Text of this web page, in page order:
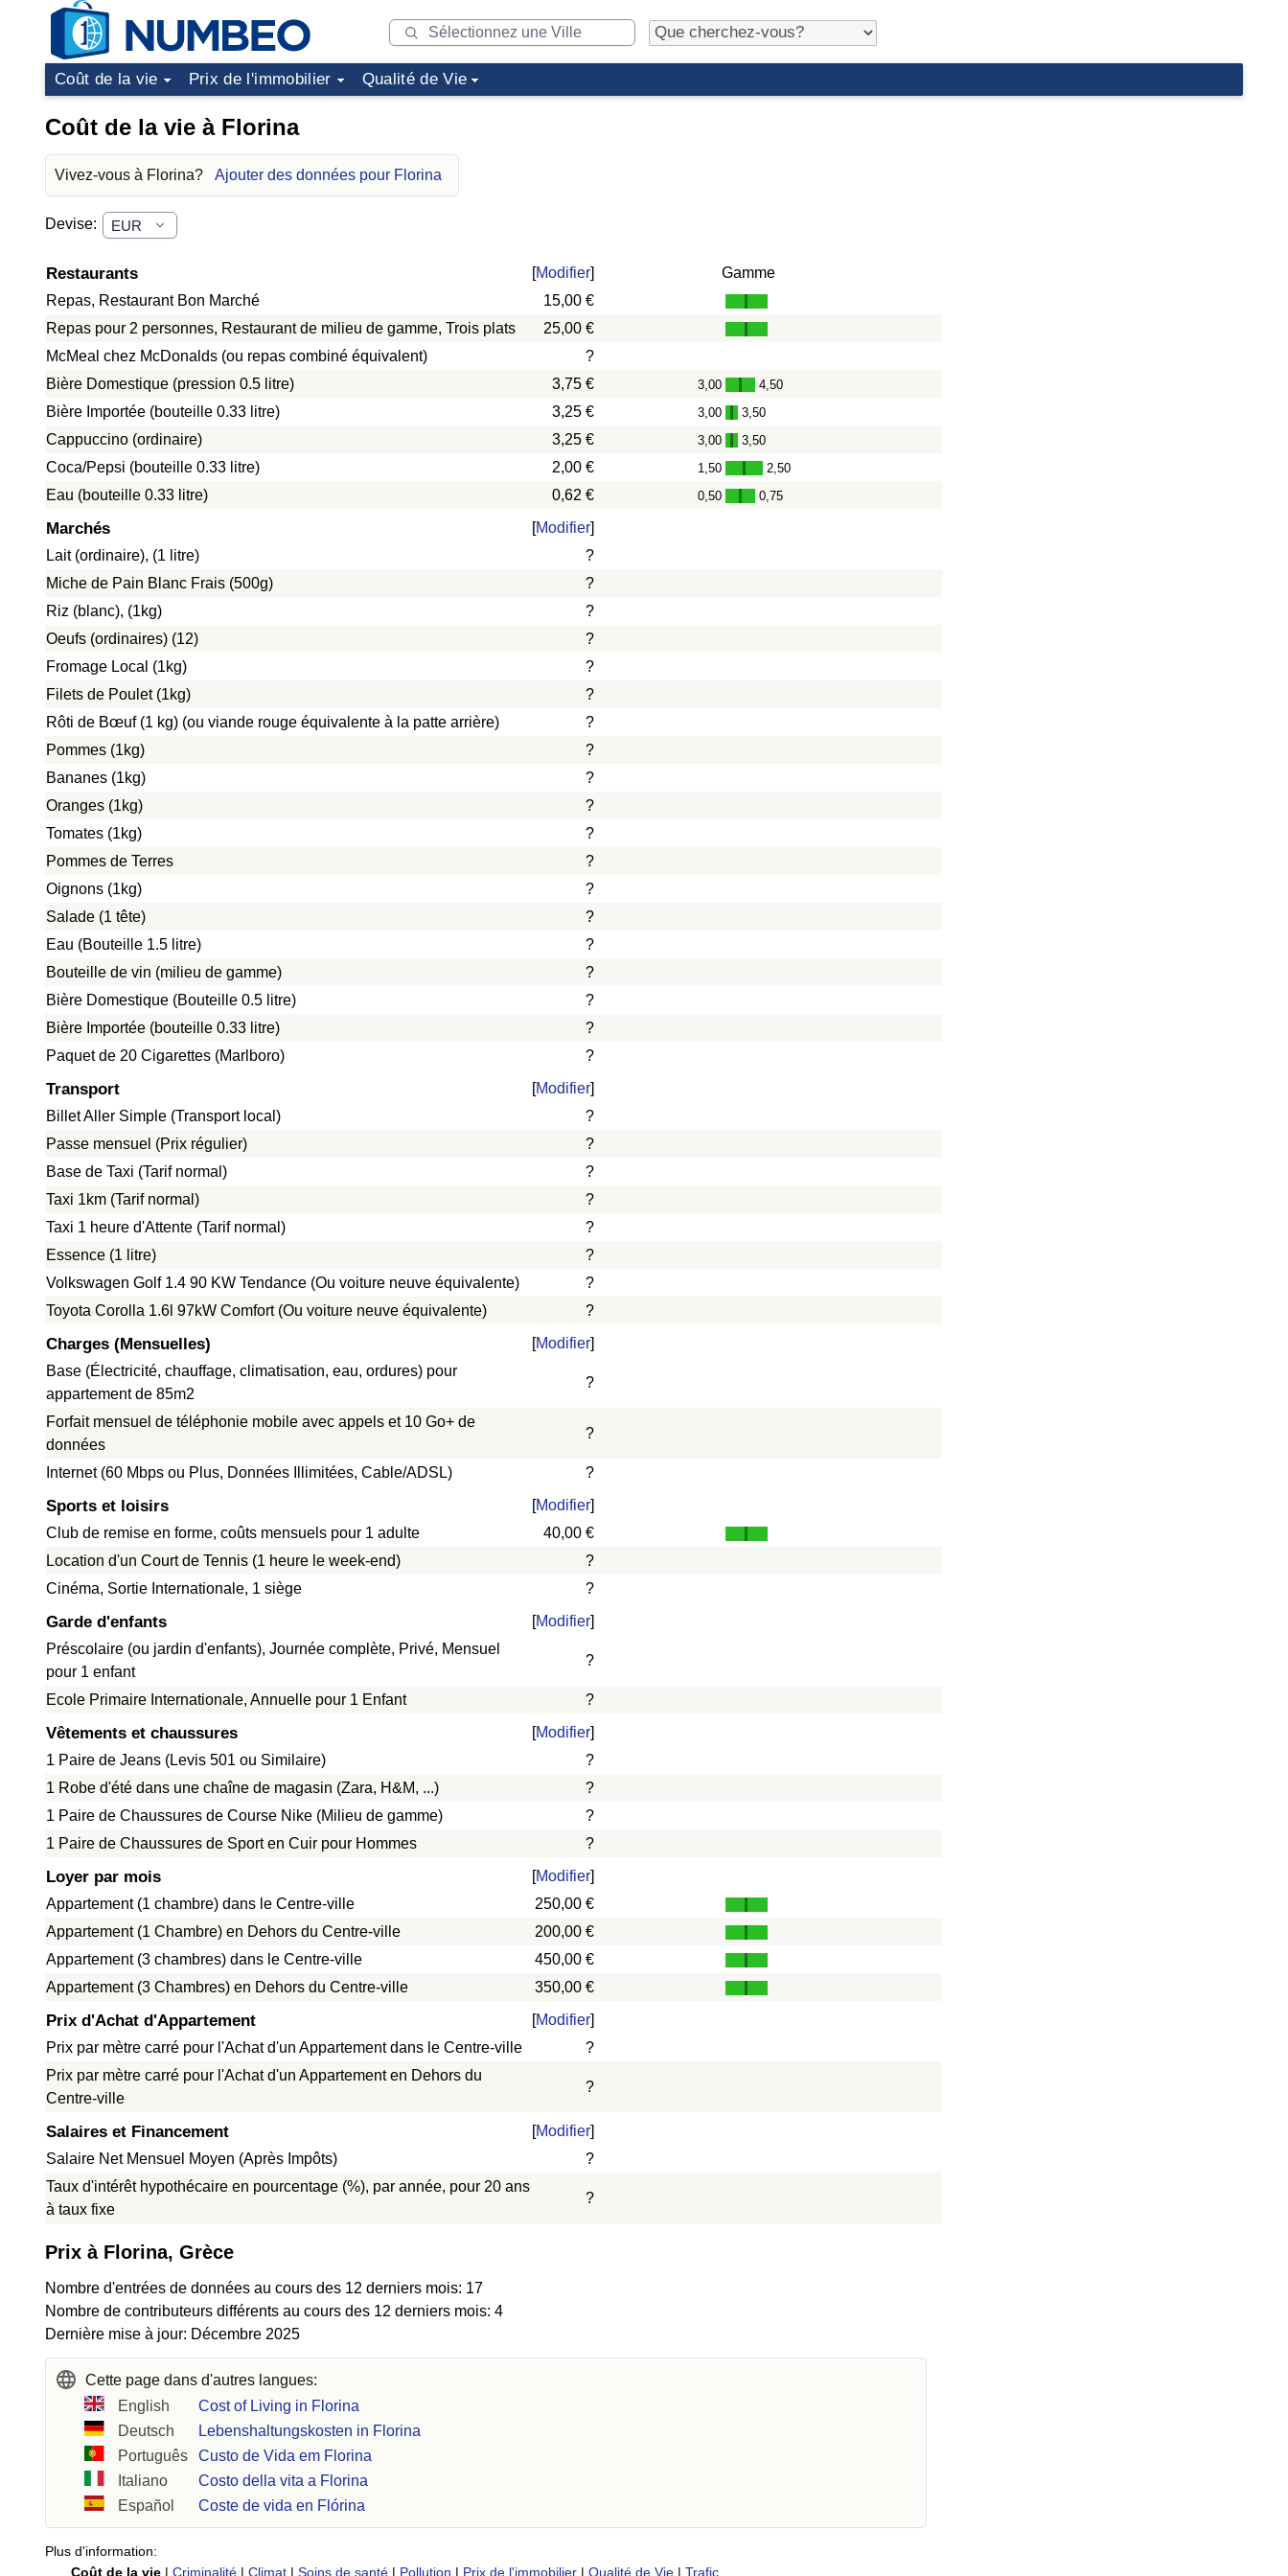
Coût de la vie Prix de l'immobilier Qualité de Vie
Coût de la vie à Florina
Vivez-vous à Florina? Ajouter des données pour Florina
Devise:
Restaurants [Modifier]
Gamme
Repas, Restaurant Bon Marché
15,00 €
Repas pour 2 personnes, Restaurant de milieu de gamme, Trois plats
25,00 €
McMeal chez McDonalds (ou repas combiné équivalent)
?
Bière Domestique (pression 0.5 litre)
3,75 € 3,00 - 4,50
Bière Importée (bouteille 0.33 litre) 3,25 € 3,00 - 3,50
Cappuccino (ordinaire) 3,25 € 3,00 - 3,50
Coca/Pepsi (bouteille 0.33 litre) 2,00 € 1,50 - 2,50
Eau (bouteille 0.33 litre) 0,62 € 0,50 - 0,75
Marchés [Modifier]
Lait (ordinaire), (1 litre)
?
Miche de Pain Blanc Frais (500g)
?
Riz (blanc), (1kg)
?
Oeufs (ordinaires) (12)
?
Fromage Local (1kg)
?
Filets de Poulet (1kg)
?
Rôti de Bœuf (1 kg) (ou viande rouge équivalente à la patte arrière)
?
Pommes (1kg)
?
Bananes (1kg)
?
Oranges (1kg)
?
Tomates (1kg)
?
Pommes de Terres
?
Oignons (1kg)
?
Salade (1 tête)
?
Eau (Bouteille 1.5 litre)
?
Bouteille de vin (milieu de gamme)
?
Bière Domestique (Bouteille 0.5 litre)
?
Bière Importée (bouteille 0.33 litre)
?
Paquet de 20 Cigarettes (Marlboro)
?
Transport [Modifier]
Billet Aller Simple (Transport local)
?
Passe mensuel (Prix régulier)
?
Base de Taxi (Tarif normal)
?
Taxi 1km (Tarif normal)
?
Taxi 1 heure d'Attente (Tarif normal)
?
Essence (1 litre)
?
Volkswagen Golf 1.4 90 KW Tendance (Ou voiture neuve équivalente)
?
Toyota Corolla 1.6l 97kW Comfort (Ou voiture neuve équivalente)
?
Charges (Mensuelles) [Modifier]
Base (Électricité, chauffage, climatisation, eau, ordures) pour
appartement de 85m2
?
Forfait mensuel de téléphonie mobile avec appels et 10 Go+ de
données
?
Internet (60 Mbps ou Plus, Données Illimitées, Cable/ADSL) ?
Sports et loisirs [Modifier]
Club de remise en forme, coûts mensuels pour 1 adulte
40,00 €
Location d'un Court de Tennis (1 heure le week-end)
?
Cinéma, Sortie Internationale, 1 siège
?
Garde d'enfants [Modifier]
Préscolaire (ou jardin d'enfants), Journée complète, Privé, Mensuel
pour 1 enfant
?
Ecole Primaire Internationale, Annuelle pour 1 Enfant ?
Vêtements et chaussures [Modifier]
1 Paire de Jeans (Levis 501 ou Similaire)
?
1 Robe d'été dans une chaîne de magasin (Zara, H&M, ...)
?
1 Paire de Chaussures de Course Nike (Milieu de gamme)
?
1 Paire de Chaussures de Sport en Cuir pour Hommes
?
Loyer par mois [Modifier]
Appartement (1 chambre) dans le Centre-ville
250,00 €
Appartement (1 Chambre) en Dehors du Centre-ville
200,00 €
Appartement (3 chambres) dans le Centre-ville
450,00 €
Appartement (3 Chambres) en Dehors du Centre-ville
350,00 €
Prix d'Achat d'Appartement [Modifier]
Prix par mètre carré pour l'Achat d'un Appartement dans le Centre-ville
?
Prix par mètre carré pour l'Achat d'un Appartement en Dehors du
Centre-ville
?
Salaires et Financement [Modifier]
Salaire Net Mensuel Moyen (Après Impôts)
?
Taux d'intérêt hypothécaire en pourcentage (%), par année, pour 20 ans
à taux fixe
?
Prix à Florina, Grèce
Nombre d'entrées de données au cours des 12 derniers mois: 17
Nombre de contributeurs différents au cours des 12 derniers mois: 4
Dernière mise à jour: Décembre 2025
Cette page dans d'autres langues:
English
Cost of Living in Florina
Deutsch
Lebenshaltungskosten in Florina
Português
Custo de Vida em Florina
Italiano
Costo della vita a Florina
Español
Coste de vida en Flórina
Plus d'information:
Coût de la vie | Criminalité | Climat | Soins de santé | Pollution | Prix de l'immobilier | Qualité de Vie | Trafic